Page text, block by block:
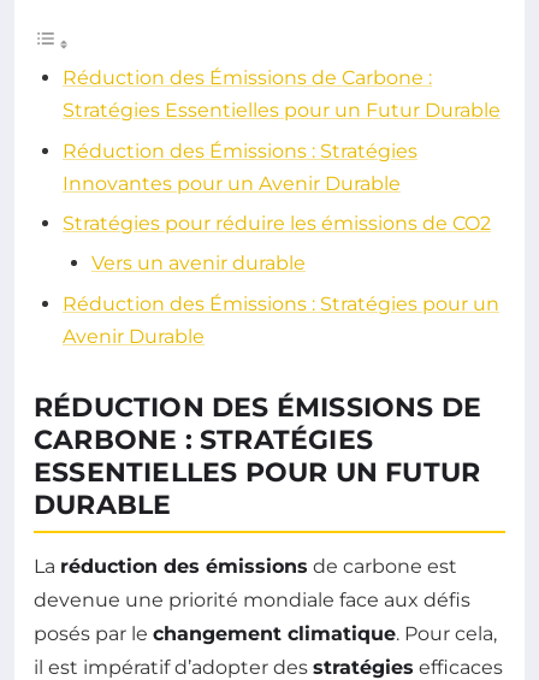
Réduction des Émissions de Carbone :
Stratégies Essentielles pour un Futur Durable
Réduction des Émissions : Stratégies
Innovantes pour un Avenir Durable
Stratégies pour réduire les émissions de CO2
Vers un avenir durable
Réduction des Émissions : Stratégies pour un
Avenir Durable
RÉDUCTION DES ÉMISSIONS DE
CARBONE : STRATÉGIES
ESSENTIELLES POUR UN FUTUR
DURABLE
La réduction des émissions de carbone est
devenue une priorité mondiale face aux défis
posés par le changement climatique. Pour cela,
il est impératif d’adopter des stratégies efficaces